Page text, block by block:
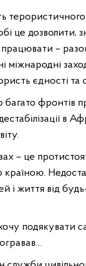
це дозволити,
–
міжнародні
єдності та
фронтів
в
– це
і життя від